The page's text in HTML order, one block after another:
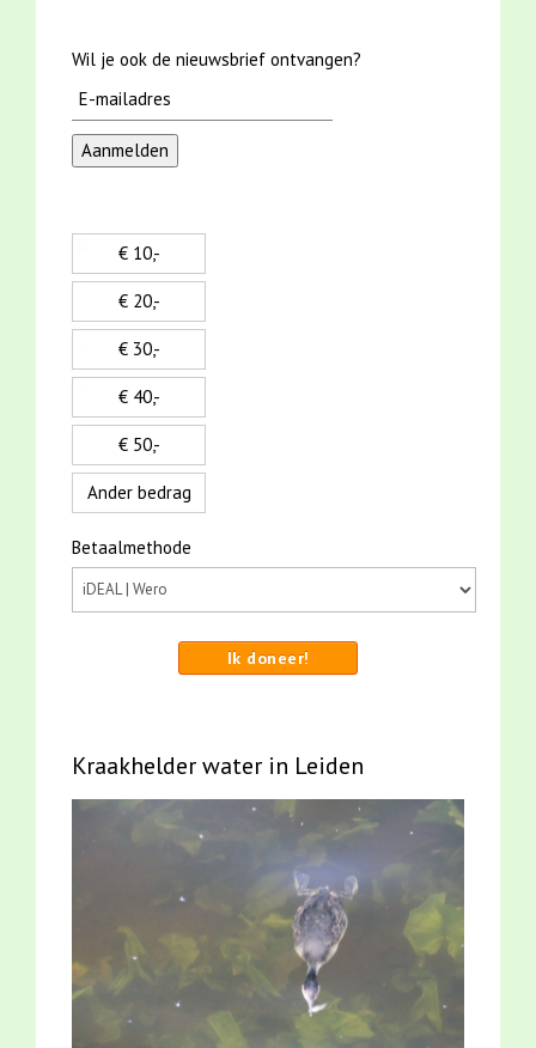
Wil je ook de nieuwsbrief ontvangen?
€ 10,-
€ 20,-
€ 30,-
€ 40,-
€ 50,-
Ander bedrag
Betaalmethode
Ik doneer!
Kraakhelder water in Leiden